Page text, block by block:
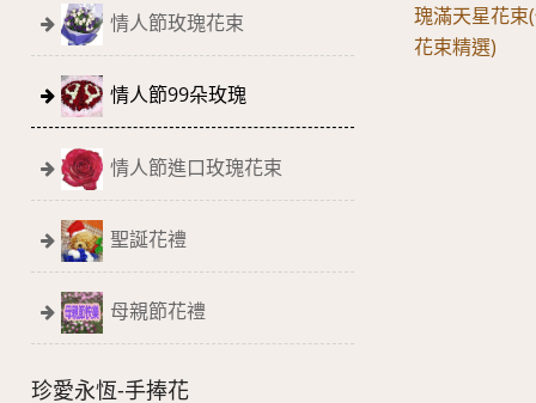
情人節玫瑰花束
情人節99朵玫瑰
情人節進口玫瑰花束
聖誕花禮
母親節花禮
珍愛永恆-手捧花
瑰滿天星花束
花束精選)